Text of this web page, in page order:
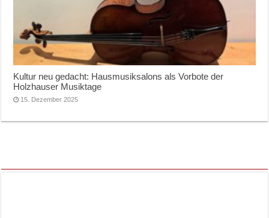
Kultur neu gedacht: Hausmusiksalons als Vorbote der
Holzhauser Musiktage
15. Dezember 2025